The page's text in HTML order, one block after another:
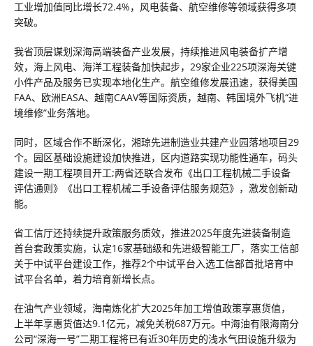
工业增加值同比增长72.4%，风电装备、航空维修等领域获得多项
突破。
我省顶层谋划深海高端装备产业发展，持续推进风电装备扩产增
效，海上风电、海洋工程装备加快起步，29家企业225项深海关键
小件产品及服务已实现本地化生产。航空维修发展迅速，获得美国
FAA、欧洲EASA、越南CAAV等国际资质，越南、韩国境外飞机“进
境维修”业务落地。
同时，区域合作不断深化，湘琼先进制造业共建产业园落地项目29
个。园区基础设施建设加快推进，区内道路实现功能性通车，码头
建设一期工程项目开工;两省还联合发布《出口工程机械二手设备
评估通则》《出口工程机械二手设备评估服务规范》，激发创新动
能。
省工信厅还持续提升政策服务质效，推进2025年度先进装备制造
首台套政策实施，认定16家基础级和先进级智能工厂，落实工信部
关于中试平台建设工作，推荐2个中试平台入选工信部首批培育中
试平台名单，着力培育新增长点。
在油气产业领域，海南炼化扩大2025年加工增值政策享惠货值，
上半年享惠货值达9.1亿元，减免关税687万元。中海油有限海南分
公司“深海一号”二期工程将已有近30年历史的浅水气田设施升级为